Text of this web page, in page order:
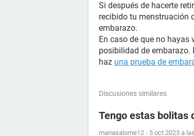
Si después de hacerte
recibido tu menstruación
embarazo.
En caso de que no
posibilidad de embarazo.
haz una prueba de
Discusiones similares
Tengo estas bolitas
mariasalome12 - 5 oct 2023 a